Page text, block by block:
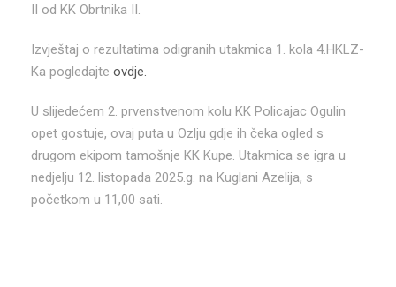
II od KK Obrtnika II.
Izvještaj o rezultatima odigranih utakmica 1. kola 4.HKLZ-
Ka pogledajte ovdje.
U slijedećem 2. prvenstvenom kolu KK Policajac Ogulin
opet gostuje, ovaj puta u Ozlju gdje ih čeka ogled s
drugom ekipom tamošnje KK Kupe. Utakmica se igra u
nedjelju 12. listopada 2025.g. na Kuglani Azelija, s
početkom u 11,00 sati.